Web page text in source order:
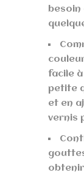
besoin
facile
petite
et en
vernis